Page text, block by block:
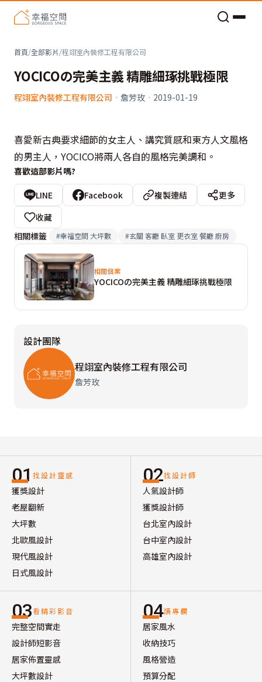
首頁/全部影片/程翊室內裝修工程有限公司
YOCICOの完美主義 精雕細琢挑戰極限
程翊室內裝修工程有限公司 · 詹芳玫 · 2019-01-19
喜愛新古典要求細節的女主人、講究質感和東方人文風格
的男主人，YOCICO將兩人各自的風格完美調和。
喜歡這部影片嗎?
LINE Facebook 複製連結
更多
收藏
相關標籤
#幸福空間 大坪數 #玄關 客廳 臥室 更衣室 餐廳 廚房
相關個案
YOCICOの完美主義 精雕細琢挑戰極限
設計團隊
程翊室內裝修工程有限公司
詹芳玫
01 找設計靈感
獲獎設計
老屋翻新
大坪數
北歐風設計
現代風設計
日式風設計
02找設計師
人氣設計師
獲獎設計師
台北室內設計
台中室內設計
高雄室內設計
03看精彩影音
完整空間實走
設計師短影音
居家佈置靈感
大坪數設計
04讀專欄
居家風水
收納技巧
風格營造
預算分配